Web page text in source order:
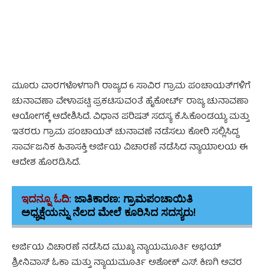
ಮೂರು ವಾರಗಳೊಳಗಾಗಿ ರಾಜ್ಯದ 6 ಸಾವಿರ ಗ್ರಾಮ ಪಂಚಾಯತ್‌‌ಗಳಿಗೆ
ಚುನಾವಣಾ ವೇಳಾಪಟ್ಟಿ ಪ್ರಕಟಿಸುವಂತೆ ಹೈಕೋರ್ಟ್ ರಾಜ್ಯ ಚುನಾವಣಾ
ಆಯೋಗಕ್ಕೆ ಆದೇಶಿಸಿದೆ. ವಿಧಾನ ಪರಿಷತ್‌ ಸದಸ್ಯ ಕೆ.ಸಿ.ಕೊಂಡಯ್ಯ ಮತ್ತು
ಇತರರು ಗ್ರಾಮ ಪಂಚಾಯತ್‌ ಚುನಾವಣೆ ನಡೆಸಲು ಕೋರಿ ಸಲ್ಲಿಸಿದ್ದ
ಸಾರ್ವಜನಿಕ ಹಿತಾಸಕ್ತಿ ಅರ್ಜಿಯ ವಿಚಾರಣೆ ನಡೆಸಿದ ನ್ಯಾಯಾಲಯ ಈ
ಆದೇಶ ಹೊರಡಿಸಿದೆ.
ಇದನ್ನೂ ಓದಿ: ಜಾತಿಕಾರಣ: ಗ್ರಾಮಪಂಚಾಯಿತಿ
ಅಧ್ಯಕ್ಷೆಯನ್ನು ನೆಲದ ಮೇಲೆ ಕೂರಿಸಿದ ಸದಸ್ಯರು!
ಅರ್ಜಿಯ ವಿಚಾರಣೆ ನಡೆಸಿದ ಮುಖ್ಯ ನ್ಯಾಯಮೂರ್ತಿ ಅಭಯ್‌
ಶ್ರೀನಿವಾಸ್‌ ಓಕಾ ಮತ್ತು ನ್ಯಾಯಮೂರ್ತಿ ಅಶೋಕ್‌ ಎಸ್‌. ಕಿಣಗಿ ಅವರ